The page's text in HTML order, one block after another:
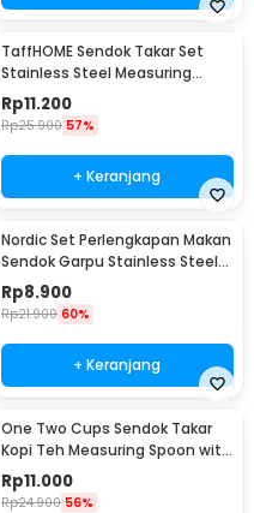
TaffHOME Sendok Takar Set
Stainless Steel Measuring
Spoon 5 PCS - S300
Rp11.200
Rp25.900 57%
+ Keranjang
Nordic Set Perlengkapan Makan
Sendok Garpu Stainless Steel
Cutlery Set - XS-B014
Rp8.900
Rp21.900 60%
+ Keranjang
One Two Cups Sendok Takar
Kopi Teh Measuring Spoon with
Clip - G166
Rp11.000
Rp24.900 56%